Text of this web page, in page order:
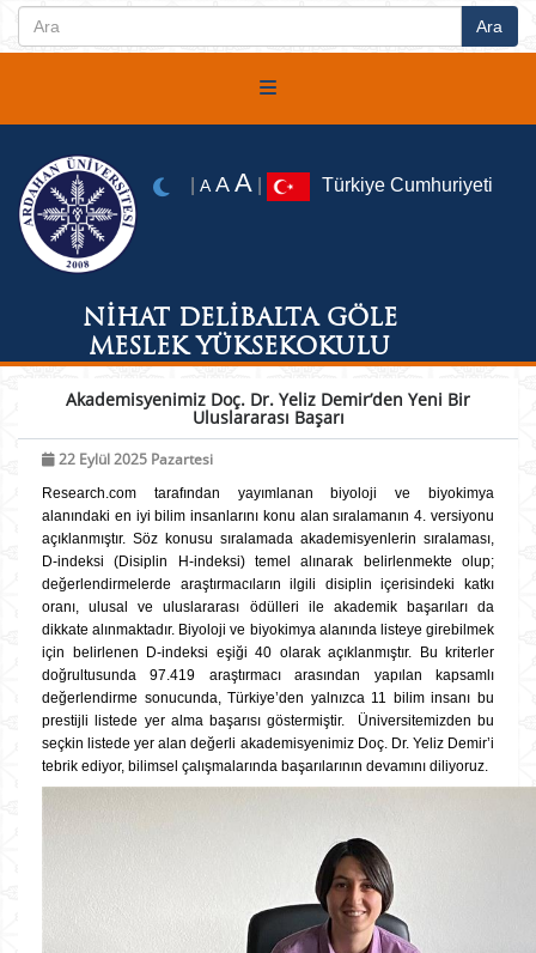
NİHAT DELİBALTA GÖLE
MESLEK YÜKSEKOKULU
A A A Türkiye Cumhuriyeti
Akademisyenimiz Doç. Dr. Yeliz Demir’den Yeni Bir
Uluslararası Başarı
22 Eylül 2025 Pazartesi
Research.com tarafından yayımlanan biyoloji ve biyokimya
alanındaki en iyi bilim insanlarını konu alan sıralamanın 4. versiyonu
açıklanmıştır. Söz konusu sıralamada akademisyenlerin sıralaması,
D-indeksi (Disiplin H-indeksi) temel alınarak belirlenmekte olup;
değerlendirmelerde araştırmacıların ilgili disiplin içerisindeki katkı
oranı, ulusal ve uluslararası ödülleri ile akademik başarıları da
dikkate alınmaktadır. Biyoloji ve biyokimya alanında listeye girebilmek
için belirlenen D-indeksi eşiği 40 olarak açıklanmıştır. Bu kriterler
doğrultusunda 97.419 araştırmacı arasından yapılan kapsamlı
değerlendirme sonucunda, Türkiye’den yalnızca 11 bilim insanı bu
prestijli listede yer alma başarısı göstermiştir. Üniversitemizden bu
seçkin listede yer alan değerli akademisyenimiz Doç. Dr. Yeliz Demir’i
tebrik ediyor, bilimsel çalışmalarında başarılarının devamını diliyoruz.